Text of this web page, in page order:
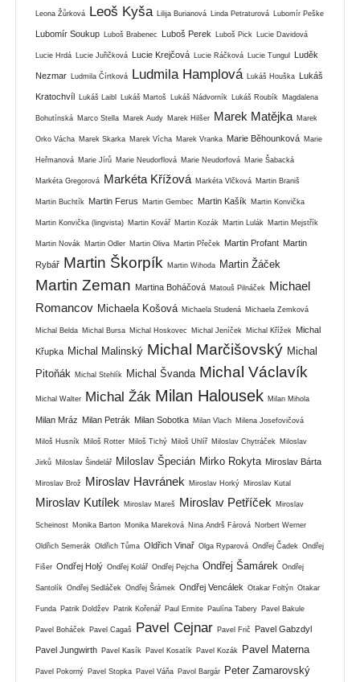
Leona Žůrková Leoš Kyša Lilija Burianová Linda Petraturová Lubomír Peške
Lubomír Soukup Luboš Brabenec Luboš Perek Luboš Pick Lucie Davidová
Lucie Hrdá Lucie Juřičková Lucie Krejčová Lucie Ráčková Lucie Tungul Luděk
Nezmar Ludmila Čírtková Ludmila Hamplová Lukáš Houška Lukáš
Kratochvíl Lukáš Laibl Lukáš Martoš Lukáš Nádvorník Lukáš Roubík Magdalena
Bohutínská Marco Stella Marek Audy Marek Hilšer Marek Matějka Marek
Orko Vácha Marek Skarka Marek Vícha Marek Vranka Marie Běhounková Marie
Heřmanová Marie Jírů Marie Neudorflová Marie Neudorfová Marie Šabacká
Markéta Gregorová Markéta Křížová Markéta Vlčková Martin Braniš
Martin Buchtík Martin Ferus Martin Gembec Martin Kašík Martin Konvička
Martin Konvička (lingvista) Martin Kovář Martin Kozák Martin Lulák Martin Mejstřík
Martin Novák Martin Odler Martin Oliva Martin Přeček Martin Profant Martin
Rybář Martin Škorpík Martin Wihoda Martin Žáček
Martin Zeman Martina Boháčová Matouš Pilnáček
Michael
Romancov Michaela Košová Michaela Studená Michaela Zemková
Michal Belda Michal Bursa Michal Hoskovec Michal Jeníček Michal Křížek Michal
Křupka Michal Malinský Michal Marčišovský Michal
Pitoňák Michal Stehlík Michal Švanda Michal Václavík
Michal Walter Michal Žák Milan Halousek Milan Mihola
Milan Mráz Milan Petrák Milan Sobotka Milan Vlach Milena Josefovičová
Miloš Husník Miloš Rotter Miloš Tichý Miloš Uhlíř Miloslav Chytráček Miloslav
Jirků Miloslav Šindelář Miloslav Špecián Mirko Rokyta Miroslav Bárta
Miroslav Brož Miroslav Havránek Miroslav Horký Miroslav Kutal
Miroslav Kutílek Miroslav Mareš Miroslav Petříček Miroslav
Scheinost Monika Barton Monika Mareková Nina Andrš Fárová Norbert Werner
Oldřich Semerák Oldřich Tůma Oldřich Vinař Olga Ryparová Ondřej Čadek Ondřej
Fišer Ondřej Holý Ondřej Kolář Ondřej Pejcha Ondřej Šamárek Ondřej
Santolík Ondřej Sedláček Ondřej Šrámek Ondřej Vencálek Otakar Foltýn Otakar
Funda Patrik Doldžev Patrik Kořenář Paul Ermite Paulína Tabery Pavel Bakule
Pavel Boháček Pavel Cagaš Pavel Cejnar Pavel Frič Pavel Gabzdyl
Pavel Jungwirth Pavel Kasík Pavel Kosatík Pavel Kozák Pavel Materna
Pavel Pokorný Pavel Stopka Pavel Váňa Pavol Bargár Peter Zamarovský